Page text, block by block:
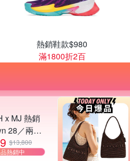
熱銷鞋款$980
滿1800折2百
x MJ 熱銷
28／兩用
均一價-多
$13,800
熱銷中